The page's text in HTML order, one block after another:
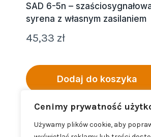
Cenimy prywatność
Używamy plików cookie, aby
SAD 6-5n –
syrena z własnym zasilaniem
45,33 zł
Dodaj do koszyka